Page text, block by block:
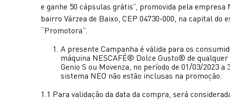
e ganhe 50 cápsulas grátis”, promovida pela empresa
bairro Várzea de Baixo, CEP 04730-000, na capital do
“Promotora”.
A presente Campanha é válida para os
máquina NESCAFÉ® Dolce Gusto® de
Genio S ou Movenza, no período de 01/03/2023
sistema NEO não estão inclusas na promoção.
1.1 Para validação da data da compra, será